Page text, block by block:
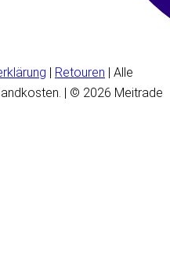
| Retouren | Alle
| © 2026 Meitrade